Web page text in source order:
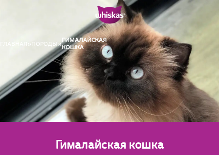
ГЛАВНАЯ ПОРОДЫ ГИМАЛАЙСКАЯ
КОШКА
Гималайская кошка